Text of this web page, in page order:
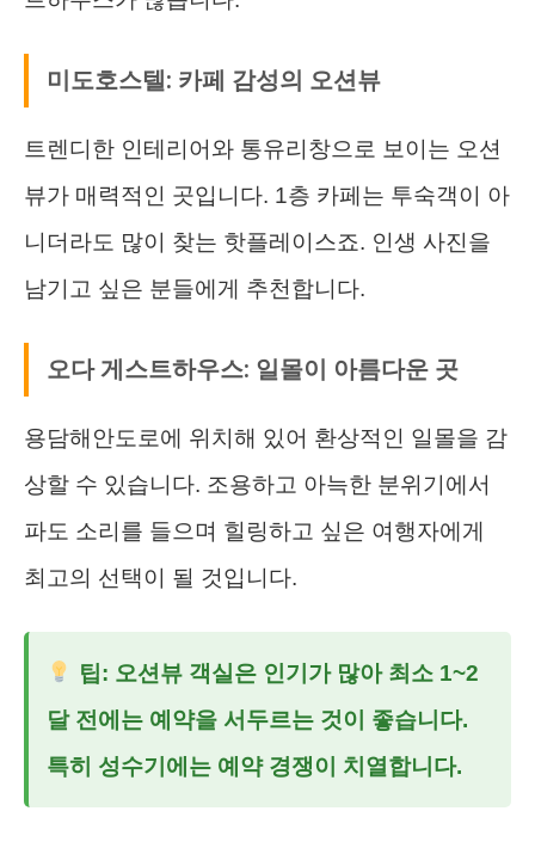
미도호스텔: 카페 감성의 오션뷰
트렌디한 인테리어와 통유리창으로 보이는 오션
뷰가 매력적인 곳입니다. 1층 카페는 투숙객이 아
니더라도 많이 찾는 핫플레이스죠. 인생 사진을
남기고 싶은 분들에게 추천합니다.
오다 게스트하우스: 일몰이 아름다운 곳
용담해안도로에 위치해 있어 환상적인 일몰을 감
상할 수 있습니다. 조용하고 아늑한 분위기에서
파도 소리를 들으며 힐링하고 싶은 여행자에게
최고의 선택이 될 것입니다.
팁: 오션뷰 객실은 인기가 많아 최소 1~2
달 전에는 예약을 서두르는 것이 좋습니다.
특히 성수기에는 예약 경쟁이 치열합니다.